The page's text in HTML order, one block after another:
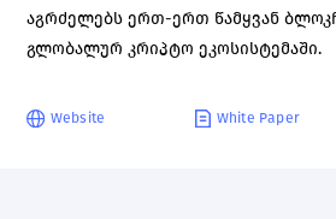
აგრძელებს ერთ-ერთ წამყვან
გლობალურ კრიპტო ეკოსისტემაში.
Website White Paper